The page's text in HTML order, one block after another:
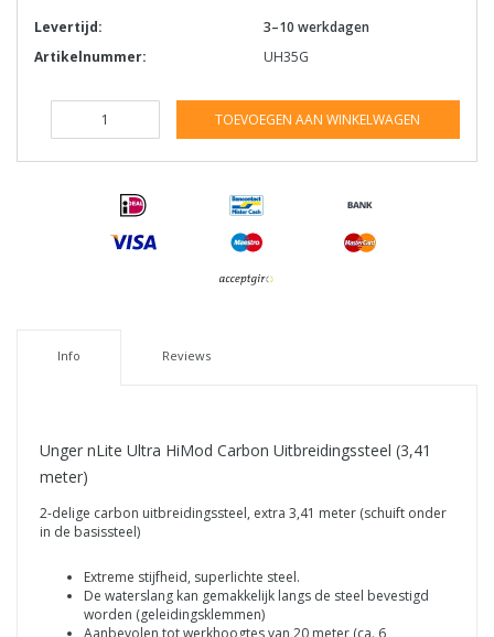
Levertijd:
3–10 werkdagen
Artikelnummer:
UH35G
TOEVOEGEN AAN WINKELWAGEN
Info Reviews
Unger nLite Ultra HiMod Carbon Uitbreidingssteel (3,41
meter)
2-delige carbon uitbreidingssteel, extra 3,41 meter (schuift onder
in de basissteel)
Extreme stijfheid, superlichte steel.
De waterslang kan gemakkelijk langs de steel bevestigd
worden (geleidingsklemmen)
Aanbevolen tot werkhoogtes van 20 meter (ca. 6